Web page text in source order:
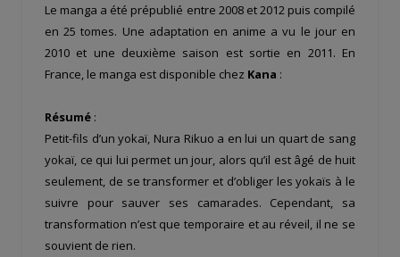
Le manga a été prépublié entre 2008 et 2012 puis compilé
en 25 tomes. Une adaptation en anime a vu le jour en
2010 et une deuxième saison est sortie en 2011. En
France, le manga est disponible chez Kana :
Résumé :
Petit-fils d’un yokaï, Nura Rikuo a en lui un quart de sang
yokaï, ce qui lui permet un jour, alors qu’il est âgé de huit
seulement, de se transformer et d’obliger les yokaïs à le
suivre pour sauver ses camarades. Cependant, sa
transformation n’est que temporaire et au réveil, il ne se
souvient de rien.